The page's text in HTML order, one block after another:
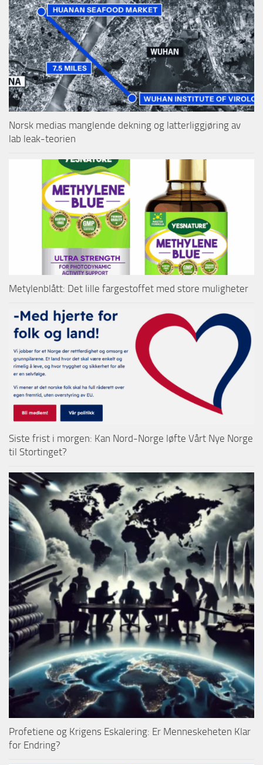
Norsk medias manglende dekning og latterliggjøring av
lab leak-teorien
Metylenblått: Det lille fargestoffet med store muligheter
Siste frist i morgen: Kan Nord-Norge løfte Vårt Nye Norge
til Stortinget?
Profetiene og Krigens Eskalering: Er Menneskeheten Klar
for Endring?